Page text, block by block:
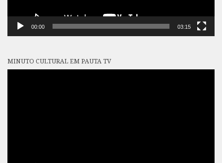
00:00 03:15
MINUTO CULTURAL EM PAUTA TV